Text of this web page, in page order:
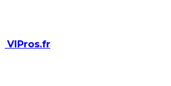
VIPros.fr